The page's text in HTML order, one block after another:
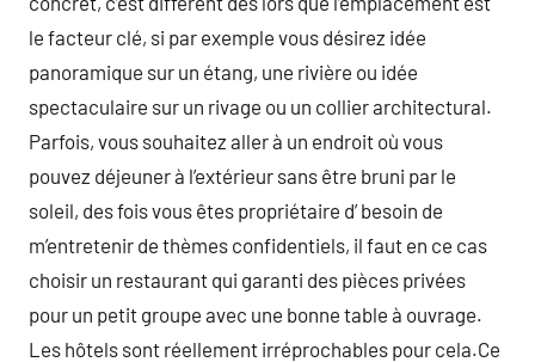
le facteur clé, si par exemple vous désirez idée
panoramique sur un étang, une rivière ou idée
spectaculaire sur un rivage ou un collier architectural.
Parfois, vous souhaitez aller à un endroit où vous
pouvez déjeuner à l’extérieur sans être bruni par le
soleil, des fois vous êtes propriétaire d’ besoin de
m’entretenir de thèmes confidentiels, il faut en ce cas
choisir un restaurant qui garanti des pièces privées
pour un petit groupe avec une bonne table à ouvrage.
Les hôtels sont réellement irréprochables pour cela.Ce